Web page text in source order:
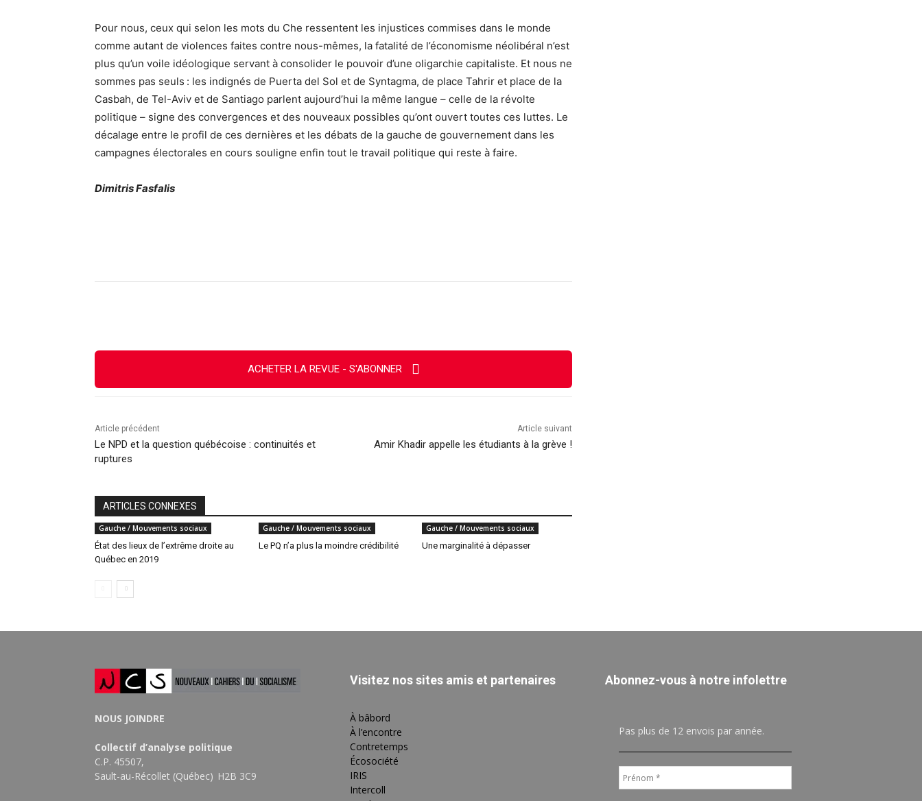
Pour nous, ceux qui selon les mots du Che ressentent les injustices commises dans le monde
comme autant de violences faites contre nous-mêmes, la fatalité de l’économisme néolibéral n’est
plus qu’un voile idéologique servant à consolider le pouvoir d’une oligarchie capitaliste. Et nous ne
sommes pas seuls : les indignés de Puerta del Sol et de Syntagma, de place Tahrir et place de la
Casbah, de Tel-Aviv et de Santiago parlent aujourd’hui la même langue – celle de la révolte
politique – signe des convergences et des nouveaux possibles qu’ont ouvert toutes ces luttes. Le
décalage entre le profil de ces dernières et les débats de la gauche de gouvernement dans les
campagnes électorales en cours souligne enfin tout le travail politique qui reste à faire.
Dimitris Fasfalis
ACHETER LA REVUE - S'ABONNER
Article précédent
Le NPD et la question québécoise : continuités et
ruptures
Article suivant
Amir Khadir appelle les étudiants à la grève !
ARTICLES CONNEXES
Gauche / Mouvements sociaux
État des lieux de l’extrême droite au
Québec en 2019
Gauche / Mouvements sociaux
Le PQ n’a plus la moindre crédibilité
Gauche / Mouvements sociaux
Une marginalité à dépasser
NOUS JOINDRE
Collectif d’analyse politique
C.P. 45507,
Sault-au-Récollet (Québec) H2B 3C9
Visitez nos sites amis et partenaires
À bâbord
À l’encontre
Contretemps
Écosociété
IRIS
Intercoll
Abonnez-vous à notre infolettre
Pas plus de 12 envois par année.